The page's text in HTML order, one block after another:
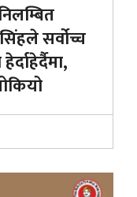
सर्वोच्च